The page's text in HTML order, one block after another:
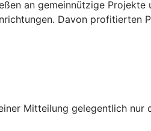
an gemeinnützige
Davon profitierten
Mitteilung gelegentlich nur